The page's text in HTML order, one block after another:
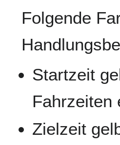
Folgende
Startzeit
Fahrzeiten
Zielzeit